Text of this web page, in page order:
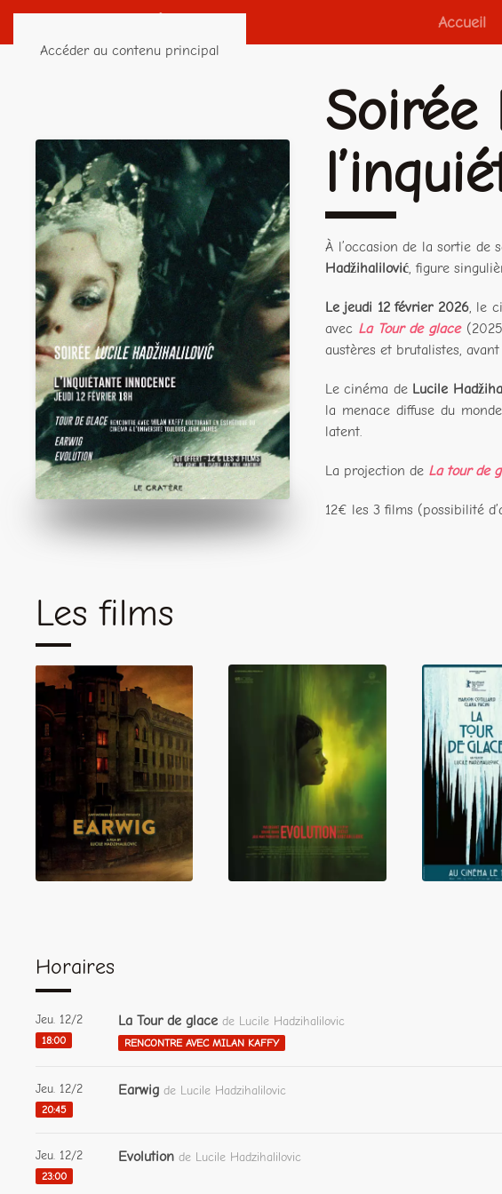
Accéder au contenu principal
Accueil
Soirée
À l’occasion de la sortie de
Hadžihalilović, figure
Le jeudi 12 février 2026, le
avec La Tour de glace
austères et brutalistes,
Le cinéma de Lucile
la menace diffuse du
latent.
La projection de La tour de
12€ les 3 films (possibilité
Les films
Earwig Evolution La Tour
Horaires
Jeu. 12/2
18:00
La Tour de glace de Lucile Hadzihalilovic
RENCONTRE AVEC MILAN KAFFY
Jeu. 12/2
20:45
Earwig de Lucile Hadzihalilovic
Jeu. 12/2
23:00
Evolution de Lucile Hadzihalilovic